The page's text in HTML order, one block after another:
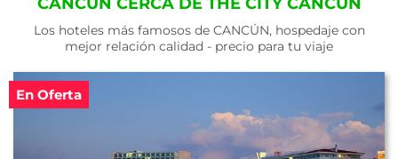
Los hoteles más famosos de CANCÚN, hospedaje con
mejor relación calidad - precio para tu viaje
En Oferta